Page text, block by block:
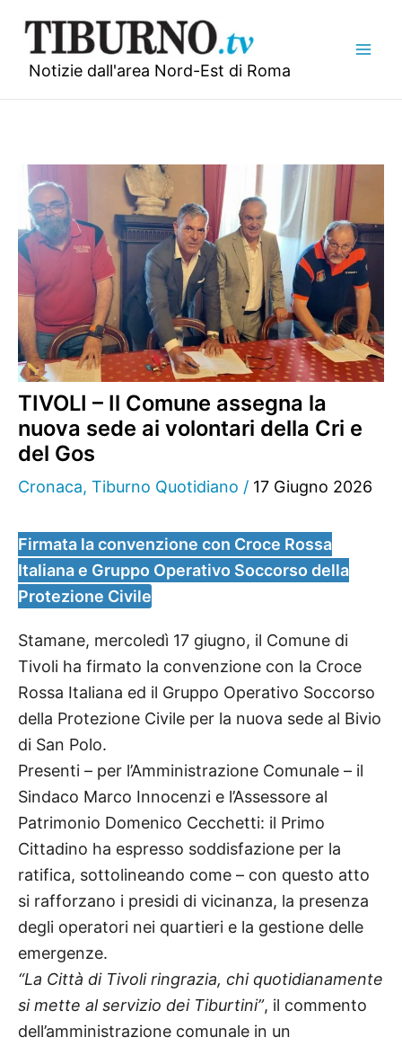
contenuto
Notizie dall'area Nord-Est di Roma
TIVOLI – Il Comune assegna la
nuova sede ai volontari della Cri e
del Gos
Cronaca, Tiburno Quotidiano / 17 Giugno 2026
Firmata la convenzione con Croce Rossa
Italiana e Gruppo Operativo Soccorso della
Protezione Civile
Stamane, mercoledì 17 giugno, il Comune di
Tivoli ha firmato la convenzione con la Croce
Rossa Italiana ed il Gruppo Operativo Soccorso
della Protezione Civile per la nuova sede al Bivio
di San Polo.
Presenti – per l’Amministrazione Comunale – il
Sindaco Marco Innocenzi e l’Assessore al
Patrimonio Domenico Cecchetti: il Primo
Cittadino ha espresso soddisfazione per la
ratifica, sottolineando come – con questo atto
si rafforzano i presidi di vicinanza, la presenza
degli operatori nei quartieri e la gestione delle
emergenze.
“La Città di Tivoli ringrazia, chi quotidianamente
si mette al servizio dei Tiburtini”, il commento
dell’amministrazione comunale in un